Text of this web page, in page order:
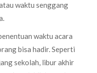
waktu senggang
waktu acara
bisa hadir. Seperti
sekolah, libur akhir